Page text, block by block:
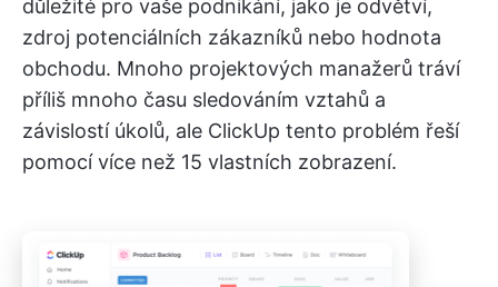
důležité pro vaše podnikání, jako je odvětví,
zdroj potenciálních zákazníků nebo hodnota
obchodu. Mnoho projektových manažerů tráví
příliš mnoho času sledováním vztahů a
závislostí úkolů, ale ClickUp tento problém řeší
pomocí více než 15 vlastních zobrazení.